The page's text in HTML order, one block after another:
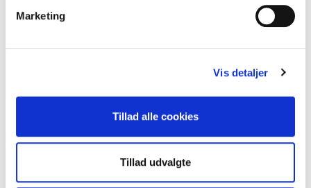
Marketing
Vis detaljer
Tillad alle cookies
Tillad udvalgte
April 2020